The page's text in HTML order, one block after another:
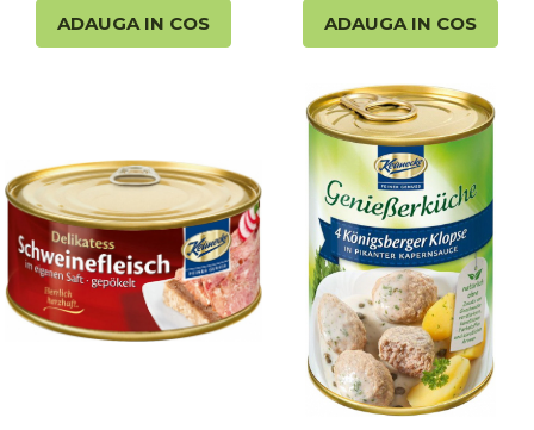
Pesto Bio
Semipreparate
ADAUGA IN COS ADAUGA IN COS